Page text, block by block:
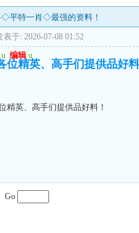
◇平特一肖◇最强的资料！
表于: 2026-07-08 01:52
u 编辑 u
位精英、高手们提供品好
精英、高手们提供品好料！